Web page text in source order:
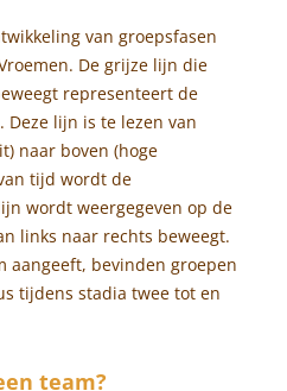
van groepsfasen
De grijze lijn die
representeert de
lijn is te lezen van
naar boven (hoge
tijd wordt de
wordt weergegeven op de
links naar rechts beweegt.
aangeeft, bevinden groepen
tijdens stadia twee tot en
team?